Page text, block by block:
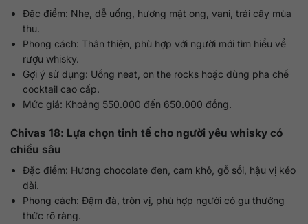
Đặc điểm: Nhẹ, dễ uống, hương mật ong, vani, trái cây mùa
thu.
Phong cách: Thân thiện, phù hợp với người mới tìm hiểu về
rượu whisky.
Gợi ý sử dụng: Uống neat, on the rocks hoặc dùng pha chế
cocktail cao cấp.
Mức giá: Khoảng 550.000 đến 650.000 đồng.
Chivas 18: Lựa chọn tinh tế cho người yêu whisky có
chiều sâu
Đặc điểm: Hương chocolate đen, cam khô, gỗ sồi, hậu vị kéo
dài.
Phong cách: Đậm đà, tròn vị, phù hợp người có gu thưởng
thức rõ ràng.